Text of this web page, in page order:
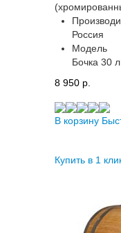
Россия
Модель
Бочка 30
8 950 p.
В корзину
Купить в 1